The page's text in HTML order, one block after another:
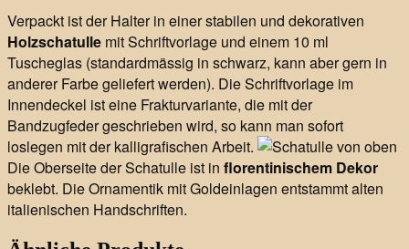
Verpackt ist der Halter in einer stabilen und dekorativen
Holzschatulle mit Schriftvorlage und einem 10 ml
Tuscheglas (standardmässig in schwarz, kann aber gern in
anderer Farbe geliefert werden). Die Schriftvorlage im
Innendeckel ist eine Frakturvariante, die mit der
Bandzugfeder geschrieben wird, so kann man sofort
loslegen mit der kalligrafischen Arbeit.
Die Oberseite der Schatulle ist in florentinischem Dekor
beklebt. Die Ornamentik mit Goldeinlagen entstammt alten
italienischen Handschriften.